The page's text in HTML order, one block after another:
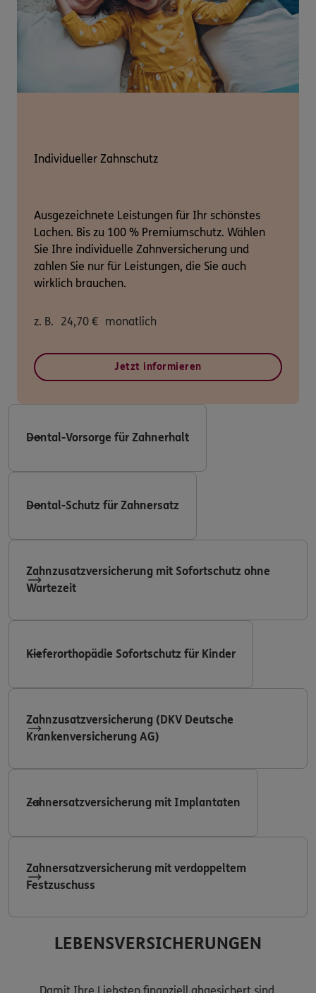
Individueller Zahnschutz
Ausgezeichnete Leistungen für Ihr schönstes
Lachen. Bis zu 100 % Premiumschutz. Wählen
Sie Ihre individuelle Zahnversicherung und
zahlen Sie nur für Leistungen, die Sie auch
wirklich brauchen.
z. B. 24,70 € monatlich
Jetzt informieren
Dental-Vorsorge für Zahnerhalt
Dental-Schutz für Zahnersatz
Zahnzusatzversicherung mit Sofortschutz ohne
Wartezeit
Kieferorthopädie Sofortschutz für Kinder
Zahnzusatzversicherung (DKV Deutsche
Krankenversicherung AG)
Zahnersatzversicherung mit Implantaten
Zahnersatzversicherung mit verdoppeltem
Festzuschuss
LEBENSVERSICHERUNGEN